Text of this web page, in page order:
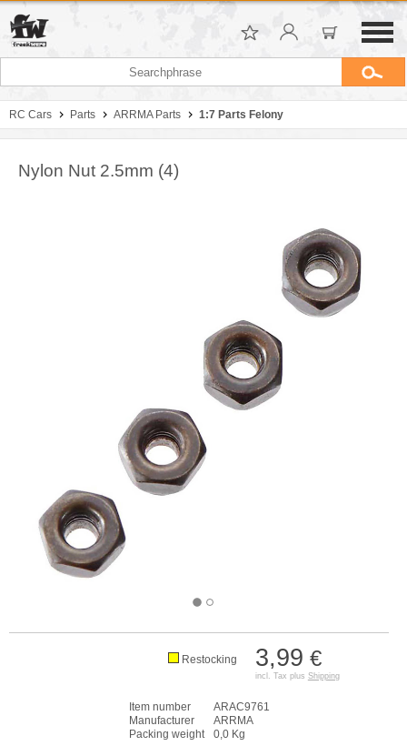
RC Cars Parts ARRMA Parts 1:7 Parts Felony
Nylon Nut 2.5mm (4)
3,99 €
incl. Tax plus Shipping
Restocking
Item number
ARAC9761
Manufacturer
ARRMA
Packing weight
0,0 Kg